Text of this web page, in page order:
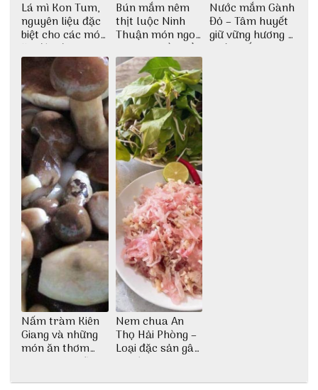
Lá mì Kon Tum,
nguyên liệu đặc
biệt cho các món
ăn độc đáo
Bún mắm nêm
thịt luộc Ninh
Thuận món ngon
dân dã miền biển
Nước mắm Gành
Đỏ – Tâm huyết
giữ vững hương vị
nước mắm sau
Nấm tràm Kiên
Giang và những
món ăn thơm
ngon khó cưỡng
Nem chua An
Thọ Hải Phòng –
Loại đặc sản gây
nghiện